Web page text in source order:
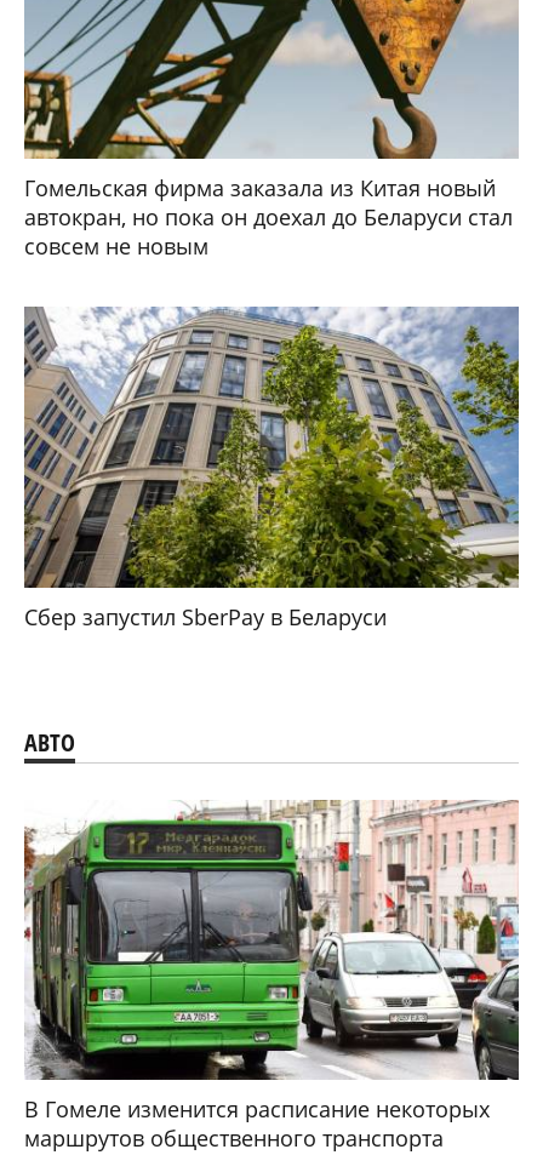
Гомельская фирма заказала из Китая новый
автокран, но пока он доехал до Беларуси стал
совсем не новым
Сбер запустил SberPay в Беларуси
АВТО
В Гомеле изменится расписание некоторых
маршрутов общественного транспорта